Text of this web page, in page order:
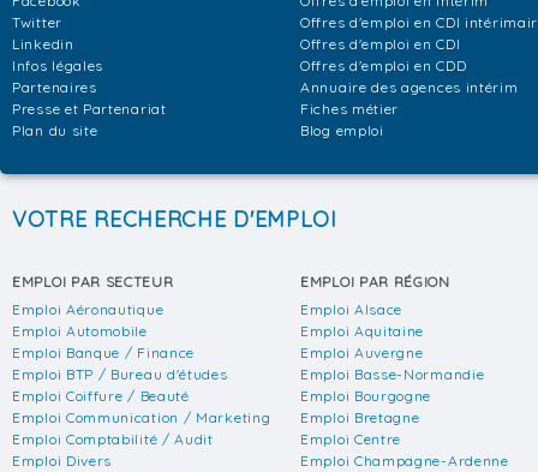
Twitter
Linkedin
Infos légales
Partenaires
Presse et Partenariat
Plan du site
Offres d'emploi en CDI
Offres d'emploi en CDI
Offres d'emploi en CDD
Annuaire des agences intérim
Fiches métier
Blog emploi
VOTRE RECHERCHE D'EMPLOI
EMPLOI PAR SECTEUR
Emploi Aéronautique
Emploi Automobile
Emploi Banque / Finance
Emploi BTP / Bureau d'études
Emploi Coiffure / Beauté
Emploi Communication / Marketing
Emploi Comptabilité / Audit
Emploi Divers
EMPLOI PAR RÉGION
Emploi Alsace
Emploi Aquitaine
Emploi Auvergne
Emploi Basse-Normandie
Emploi Bourgogne
Emploi Bretagne
Emploi Centre
Emploi Champagne-Ardenne